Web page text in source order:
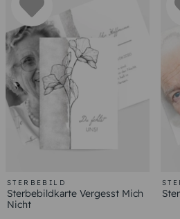
STERBEBILD
Sterbebildkarte Vergesst Mich
Nicht